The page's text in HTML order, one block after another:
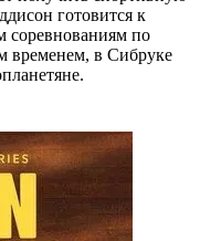
готовится к
соревнованиям по
временем, в Сибруке